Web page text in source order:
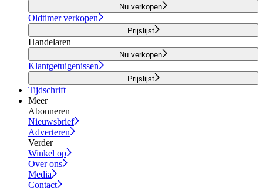
Nu verkopen
Oldtimer verkopen
Prijslijst
Handelaren
Nu verkopen
Klantgetuigenissen
Prijslijst
Tijdschrift
Meer
Abonneren
Nieuwsbrief
Adverteren
Verder
Winkel op
Over ons
Media
Contact